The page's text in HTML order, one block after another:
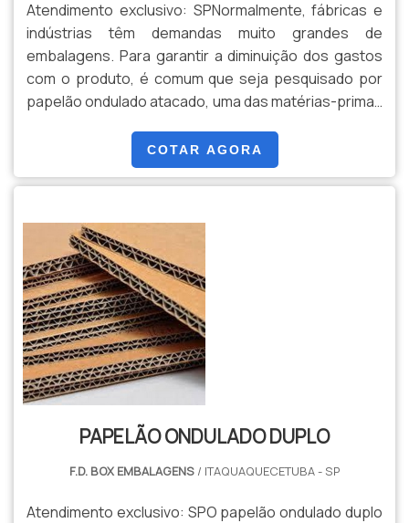
Atendimento exclusivo: SPNormalmente, fábricas e
indústrias têm demandas muito grandes de
embalagens. Para garantir a diminuição dos gastos
com o produto, é comum que seja pesquisado por
papelão ondulado atacado, uma das matérias-primas
relação custo-benefício.AS PRINCIPAIS
INFORMAÇÕES DO PRODUTOCompletamente
biodegradável, o papelão do tipo ondulado promove
COTAR AGORA
PAPELÃO ONDULADO DUPLO
F.D. BOX EMBALAGENS / ITAQUAQUECETUBA - SP
Atendimento exclusivo: SPO papelão ondulado duplo